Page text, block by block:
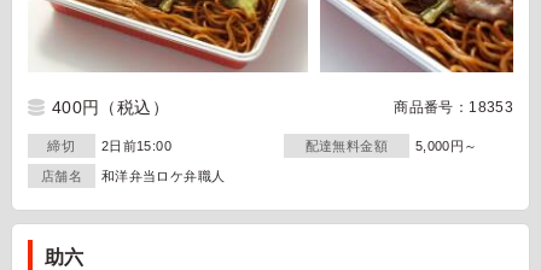
400円 （税込） 商品番号：18353
締切 2日前15:00 配達無料金額 5,000円～
店舗名 和洋弁当ロケ弁職人
助六